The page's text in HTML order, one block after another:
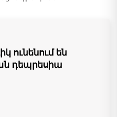
ունենում են
դեպրեսիա